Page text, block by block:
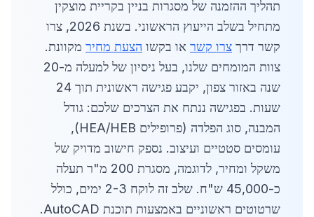
תהליך ההזמנה של מסגרות בניין בקריית מוצקין
מתחיל בשלב הייעוץ הראשוני. בשנת 2026, צרו
קשר דרך צרו קשר או בקשו הצעת מחיר מקוונת.
צוות המומחים שלנו, בעל ניסיון של למעלה מ-20
שנה באזור צפון, יקבע פגישה ראשונית תוך 24
שעות. בפגישה ננתח את הצרכים שלכם: גודל
המבנה, סוג הפלדה (פרופילים HEA/HEB),
עומסים סטטיים ועיצוב. נספק חישוב מדויק של
משקל ומחיר, לדוגמה, מסגרת 200 מ"ר תעלה
כ-45,000 ש"ח. שלב זה לוקח 2-3 ימים, כולל
שרטוטים ראשוניים באמצעות תוכנת AutoCAD.